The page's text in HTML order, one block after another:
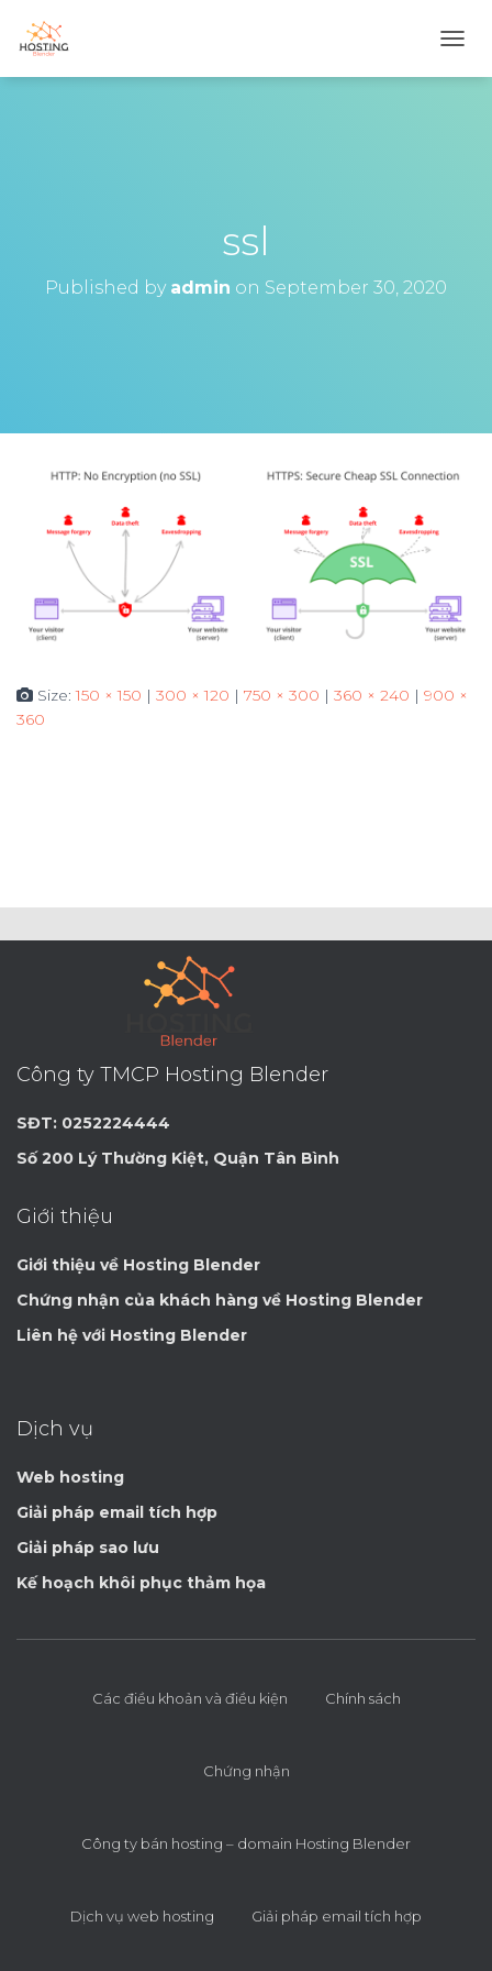
O
ssl
Published by admin on September 30, 2020
Size:150 × 150 | 300 × 120 | 750 × 300 | 360 × 240 | 900 ×
360
Công ty TMCP Hosting Blender
SĐT: 0252224444
Số 200 Lý Thường Kiệt, Quận Tân Bình
Giới thiệu
Giới thiệu về Hosting Blender
Chứng nhận của khách hàng về Hosting Blender
Liên hệ với Hosting Blender
Dịch vụ
Web hosting
Giải pháp email tích hợp
Giải pháp sao lưu
Kế hoạch khôi phục thảm họa
Các điều khoản và điều kiện Chính sách
Chứng nhận
Công ty bán hosting – domain Hosting Blender
Dịch vụ web hosting Giải pháp email tích hợp